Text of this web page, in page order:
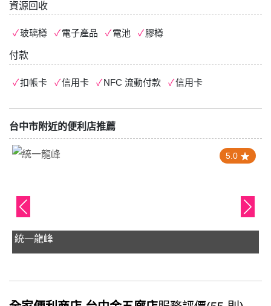
資源回收
玻璃樽 電子產品 電池 膠樽
付款
扣帳卡 信用卡 NFC 流動付款 信用卡
台中市附近的便利店推薦
5.0
統一龍峰